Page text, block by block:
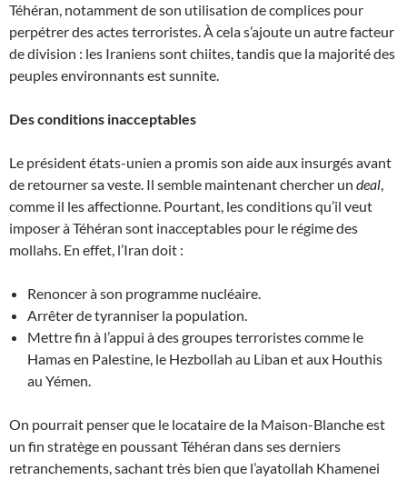
Téhéran, notamment de son utilisation de complices pour
perpétrer des actes terroristes. À cela s’ajoute un autre facteur
de division : les Iraniens sont chiites, tandis que la majorité des
peuples environnants est sunnite.
Des conditions inacceptables
Le président états-unien a promis son aide aux insurgés avant
de retourner sa veste. Il semble maintenant chercher un deal,
comme il les affectionne. Pourtant, les conditions qu’il veut
imposer à Téhéran sont inacceptables pour le régime des
mollahs. En effet, l’Iran doit :
Renoncer à son programme nucléaire.
Arrêter de tyranniser la population.
Mettre fin à l’appui à des groupes terroristes comme le
Hamas en Palestine, le Hezbollah au Liban et aux Houthis
au Yémen.
On pourrait penser que le locataire de la Maison-Blanche est
un fin stratège en poussant Téhéran dans ses derniers
retranchements, sachant très bien que l’ayatollah Khamenei